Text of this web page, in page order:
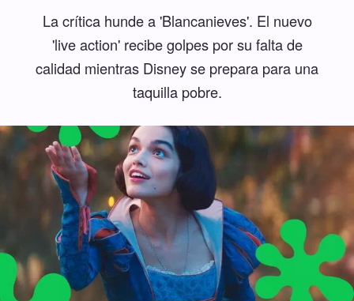
La crítica hunde a 'Blancanieves'. El nuevo
'live action' recibe golpes por su falta de
calidad mientras Disney se prepara para una
taquilla pobre.